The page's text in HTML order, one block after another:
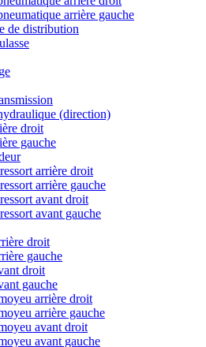
arrière gauche
de distribution
(direction)
droit
gauche
arrière droit
arrière gauche
avant droit
avant gauche
droit
gauche
droit
gauche
arrière droit
arrière gauche
avant droit
avant gauche